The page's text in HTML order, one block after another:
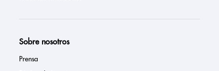
Sobre nosotros
Prensa